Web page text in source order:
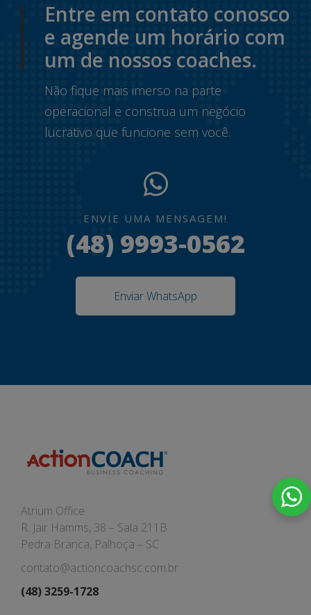
Entre em contato conosco
e agende um horário com
um de nossos coaches.
Não fique mais imerso na parte
operacional e construa um negócio
lucrativo que funcione sem você.
ENVIE UMA MENSAGEM!
(48) 9993-0562
Enviar WhatsApp
Atrium Office
R. Jair Hamms, 38 – Sala 211B
Pedra Branca, Palhoça – SC
contato@actioncoachsc.com.br
(48) 3259-1728